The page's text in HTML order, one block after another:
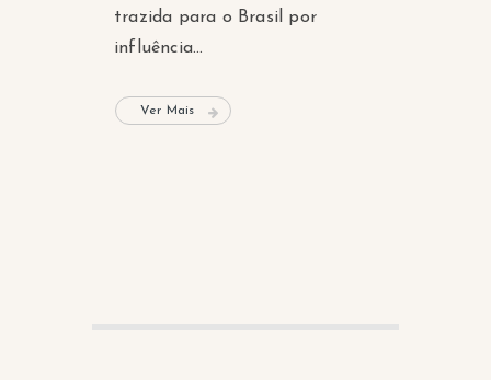
trazida para o Brasil por
influência...
Ver Mais